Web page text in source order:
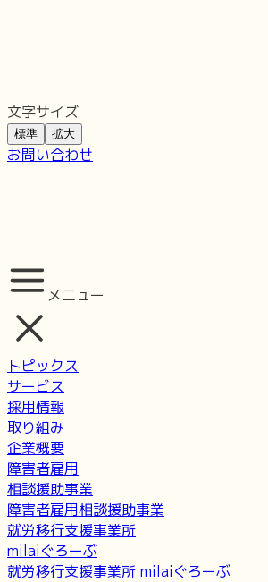
文字サイズ
標準 拡大
お問い合わせ
メニュー
トピックス
サービス
採用情報
取り組み
企業概要
障害者雇用
相談援助事業
障害者雇用相談援助事業
就労移行支援事業所
milaiぐろーぶ
就労移行支援事業所 milaiぐろーぶ